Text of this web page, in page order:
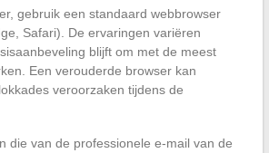
gebruik een standaard webbrowser
Safari). De ervaringen variëren
blijft om met de meest
Een verouderde browser kan
veroorzaken tijdens de
die van de professionele e-mail van de